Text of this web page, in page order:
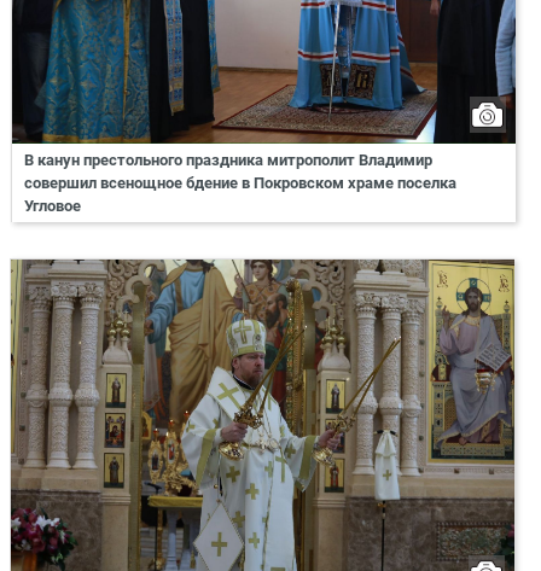
В канун престольного праздника митрополит Владимир
совершил всенощное бдение в Покровском храме поселка
Угловое